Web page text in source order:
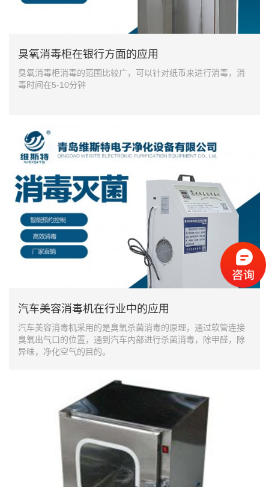
臭氧消毒柜在银行方面的应用
臭氧消毒柜消毒的范围比较广，可以针对纸币来进行消毒，消
毒时间在5-10分钟
汽车美容消毒机在行业中的应用
汽车美容消毒机采用的是臭氧杀菌消毒的原理，通过软管连接
臭氧出气口的位置，通到汽车内部进行杀菌消毒，除甲醛，除
异味，净化空气的目的。